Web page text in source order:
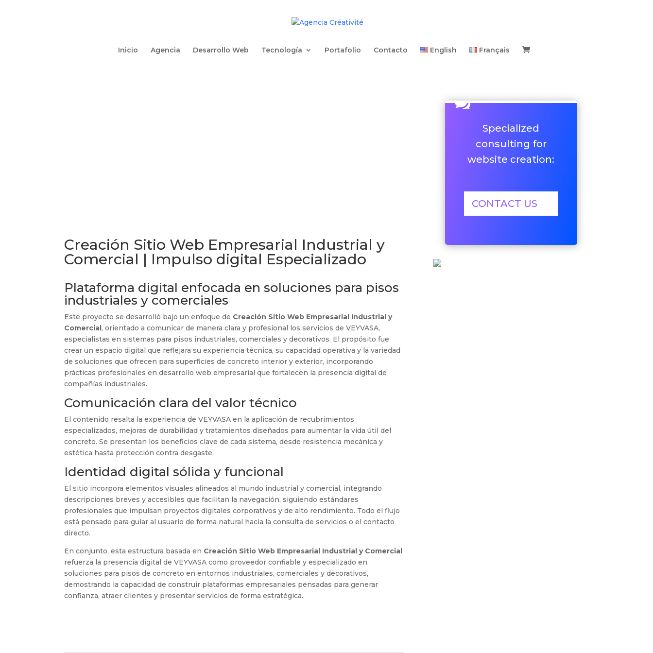
Inicio Agencia Desarrollo Web Tecnología Portafolio Contacto English Français
Creación Sitio Web Empresarial Industrial y
Comercial | Impulso digital Especializado
Plataforma digital enfocada en soluciones para pisos
industriales y comerciales
Este proyecto se desarrolló bajo un enfoque de Creación Sitio Web Empresarial Industrial y
Comercial, orientado a comunicar de manera clara y profesional los servicios de VEYVASA,
especialistas en sistemas para pisos industriales, comerciales y decorativos. El propósito fue
crear un espacio digital que reflejara su experiencia técnica, su capacidad operativa y la variedad
de soluciones que ofrecen para superficies de concreto interior y exterior, incorporando
prácticas profesionales en desarrollo web empresarial que fortalecen la presencia digital de
compañías industriales.
Comunicación clara del valor técnico
El contenido resalta la experiencia de VEYVASA en la aplicación de recubrimientos
especializados, mejoras de durabilidad y tratamientos diseñados para aumentar la vida útil del
concreto. Se presentan los beneficios clave de cada sistema, desde resistencia mecánica y
estética hasta protección contra desgaste.
Identidad digital sólida y funcional
El sitio incorpora elementos visuales alineados al mundo industrial y comercial, integrando
descripciones breves y accesibles que facilitan la navegación, siguiendo estándares
profesionales que impulsan proyectos digitales corporativos y de alto rendimiento. Todo el flujo
está pensado para guiar al usuario de forma natural hacia la consulta de servicios o el contacto
directo.
En conjunto, esta estructura basada en Creación Sitio Web Empresarial Industrial y Comercial
refuerza la presencia digital de VEYVASA como proveedor confiable y especializado en
soluciones para pisos de concreto en entornos industriales, comerciales y decorativos,
demostrando la capacidad de construir plataformas empresariales pensadas para generar
confianza, atraer clientes y presentar servicios de forma estratégica.

Specialized
consulting for
website creation:
CONTACT US